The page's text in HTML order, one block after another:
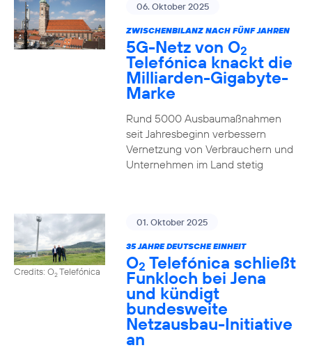
06. Oktober 2025
ZWISCHENBILANZ NACH FÜNF JAHREN
5G-Netz von O2
Telefónica knackt die
Milliarden-Gigabyte-
Marke
Rund 5000 Ausbaumaßnahmen
seit Jahresbeginn verbessern
Vernetzung von Verbrauchern und
Unternehmen im Land stetig
Credits: O2Telefónica
01. Oktober 2025
35 JAHRE DEUTSCHE EINHEIT
O2 Telefónica schließt
Funkloch bei Jena
und kündigt
bundesweite
Netzausbau-Initiative
an